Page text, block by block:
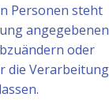
Personen steht
angegebenen
oder
die Verarbeitung